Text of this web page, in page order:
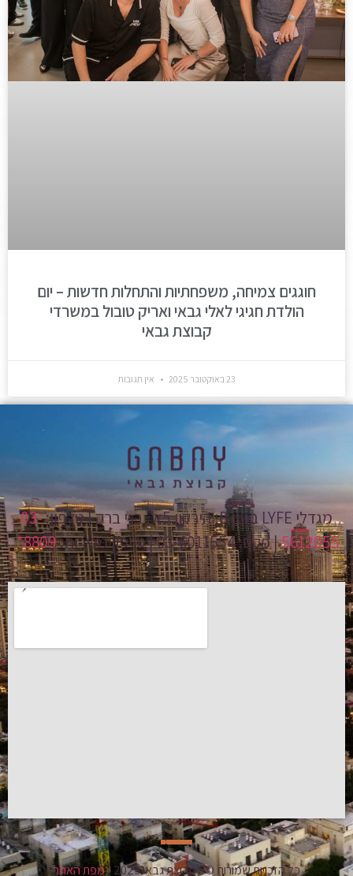
חוגגים צמיחה, משפחתיות והתחלות חדשות – יום
הולדת חגיגי לאלי גבאי ואריק טובול במשרדי
קבוצת גבאי
23 באוקטובר 2025 אין תגובות
מגדלי LYFE בניין B, הירקון 5א', בני ברק | טלפון:
03-
5612055| פקס: 03-6011554 | טלפון מכירות: 8809*
כל הזכויות שמורות © לקבוצת גבאי 2023 | מפת האתר